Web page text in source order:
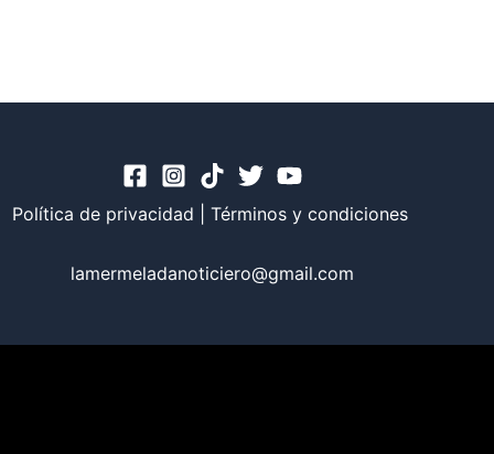
Política de privacidad Términos y condiciones
lamermeladanoticiero@gmail.com